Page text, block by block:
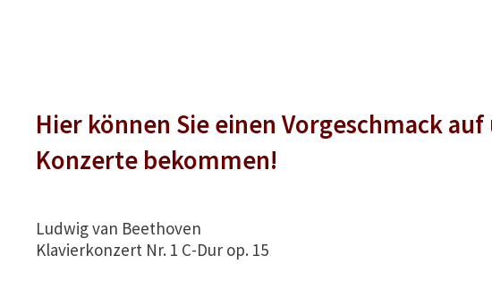
Hier können Sie einen Vorgeschmack auf
Konzerte bekommen!
Ludwig van Beethoven
Klavierkonzert Nr. 1 C-Dur op. 15